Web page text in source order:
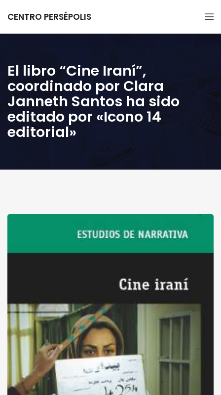
CENTRO PERSÉPOLIS
El libro “Cine Iraní”,
coordinado por Clara
Janneth Santos ha sido
editado por «Icono 14
editorial»